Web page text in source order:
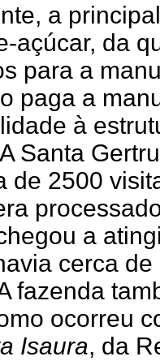
a
açúcar, da
para a
paga a
à
Santa
de 2500
a
cerca
fazenda
ocorreu
Isaura, da